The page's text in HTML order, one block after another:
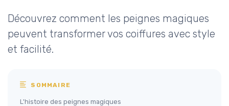
Découvrez comment les peignes magiques
peuvent transformer vos coiffures avec style
et facilité.
SOMMAIRE
L'histoire des peignes magiques